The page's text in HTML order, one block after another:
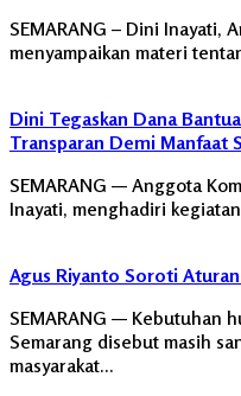
SEMARANG – Dini Inayati,
menyampaikan materi
Dini Tegaskan Dana
Transparan Demi Manfaat
SEMARANG — Anggota
Inayati, menghadiri
Agus Riyanto Soroti
SEMARANG — Kebutuhan
Semarang disebut masih
masyarakat…